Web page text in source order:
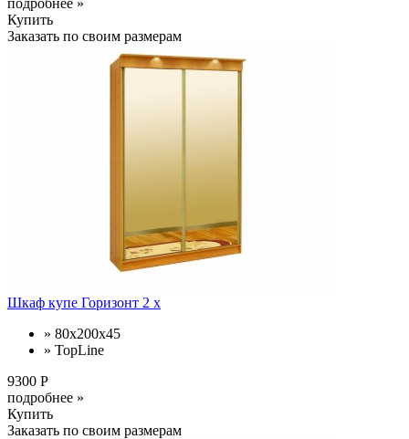
Купить
Заказать по своим размерам
Шкаф купе Горизонт 2 х
» 80х200х45
» TopLine
9300 Р
подробнее »
Купить
Заказать по своим размерам